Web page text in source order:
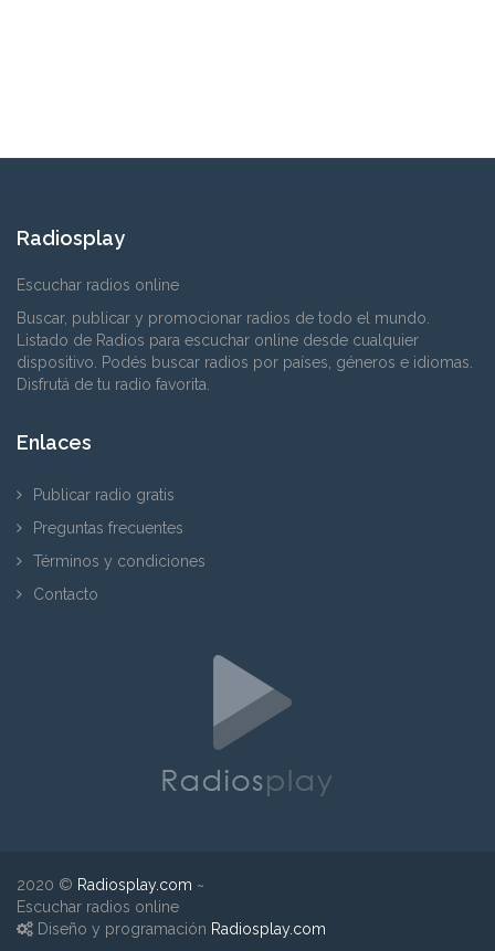
Radiosplay
Escuchar radios online
Buscar, publicar y promocionar radios de todo el mundo.
Listado de Radios para escuchar online desde cualquier
dispositivo. Podés buscar radios por países, géneros e idiomas.
Disfrutá de tu radio favorita.
Enlaces
Publicar radio gratis
Preguntas frecuentes
Términos y condiciones
Contacto
2020 © Radiosplay.com ~
Escuchar radios online
Diseño y programación Radiosplay.com